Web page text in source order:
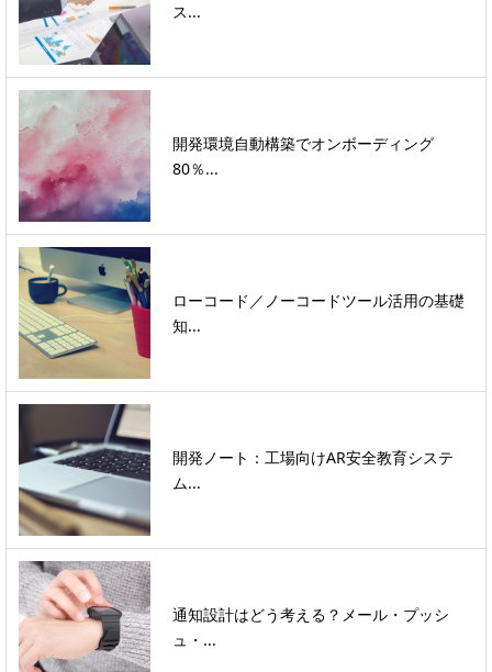
ス...
開発環境自動構築でオンボーディング
80％...
ローコード／ノーコードツール活用の基礎
知...
開発ノート：工場向けAR安全教育システ
ム...
通知設計はどう考える？メール・プッシ
ュ・...